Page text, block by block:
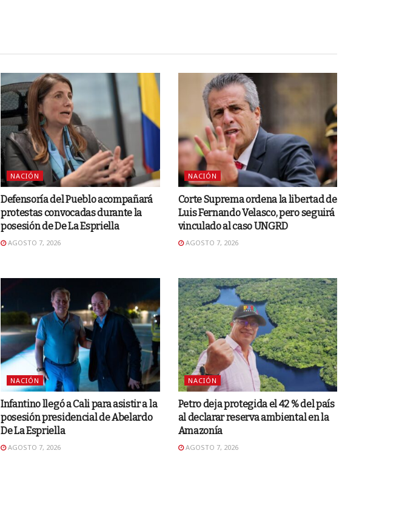
NACIÓN
Defensoría del Pueblo acompañará
protestas convocadas durante la
posesión de De La Espriella
AGOSTO 7, 2026
NACIÓN
Corte Suprema ordena la libertad de
Luis Fernando Velasco, pero seguirá
vinculado al caso UNGRD
AGOSTO 7, 2026
NACIÓN
Infantino llegó a Cali para asistir a la
posesión presidencial de Abelardo
De La Espriella
AGOSTO 7, 2026
NACIÓN
Petro deja protegida el 42 % del país
al declarar reserva ambiental en la
Amazonía
AGOSTO 7, 2026